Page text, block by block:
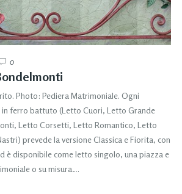
0
Photo: Pediera Matrimoniale. Ogni
in ferro battuto (Letto Cuori, Letto Grande
Letto Corsetti, Letto Romantico, Letto
prevede la versione Classica e Fiorita, con
è disponibile come letto singolo, una piazza e
o su misura….